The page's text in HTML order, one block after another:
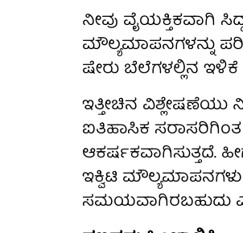
ನೀವು ವೈಯಕ್ತಿಕವಾಗಿ
ಮೌಲ್ಯಮಾಪನಗಳನ್ನು
ಷೇರು ಬೆಲೆಗಳಲ್ಲಿನ ಇಳಿಕೆ
ಇತ್ತೀಚಿನ
ಐತಿಹಾಸಿಕ ಸರಾಸರಿಗಿಂತ
ಆಕರ್ಷಕವಾಗಿಸುತ್ತದೆ.
ಇಕ್ವಿಟಿ
ಸಮಯವಾಗಿರಬಹುದು